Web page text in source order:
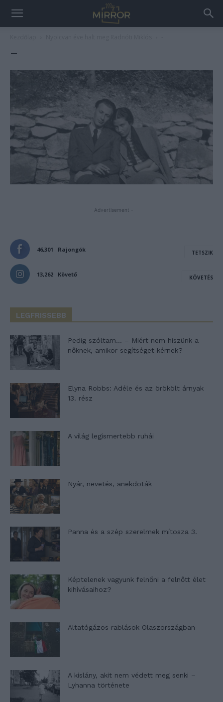
–
- Advertisement -
46,301 Rajongók TETSZIK
13,262 Követő KÖVETÉS
LEGFRISSEBB
Pedig szóltam… – Miért nem hiszünk a
nőknek, amikor segítséget kérnek?
Elyna Robbs: Adéle és az örökölt árnyak
13. rész
A világ legismertebb ruhái
Nyár, nevetés, anekdoták
Panna és a szép szerelmek mítosza 3.
Képtelenek vagyunk felnőni a felnőtt élet
kihívásaihoz?
Altatógázos rablások Olaszországban
A kislány, akit nem védett meg senki –
Lyhanna története